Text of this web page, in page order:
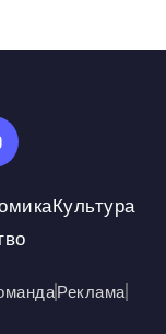
Культура
Реклама